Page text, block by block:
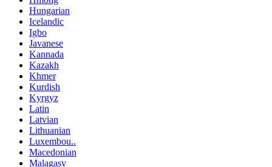
Hungarian
Icelandic
Igbo
Javanese
Kannada
Kazakh
Khmer
Kurdish
Kyrgyz
Latin
Latvian
Lithuanian
Luxembou..
Macedonian
Malagasy